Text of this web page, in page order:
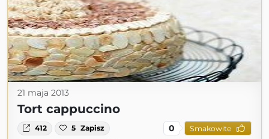
21 maja 2013
Tort cappuccino
412 5 Zapisz 0 Smakowite